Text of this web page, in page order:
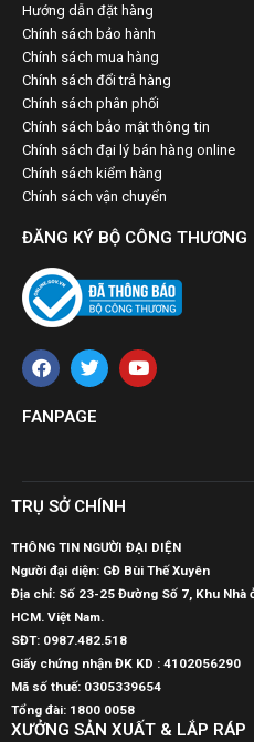
Hướng dẫn đặt hàng
Chính sách bảo hành
Chính sách mua hàng
Chính sách đổi trả hàng
Chính sách phân phối
Chính sách bảo mật thông tin
Chính sách đại lý bán hàng online
Chính sách kiểm hàng
Chính sách vận chuyển
ĐĂNG KÝ BỘ CÔNG THƯƠNG
FANPAGE
TRỤ SỞ CHÍNH
THÔNG TIN NGƯỜI ĐẠI DIỆN
Người đại diện: GĐ Bùi Thế Xuyên
Địa chỉ: Số 23-25 Đường Số 7, Khu Nhà
HCM. Việt Nam.
SĐT: 0987.482.518
Giấy chứng nhận ĐK KD : 4102056290
Mã số thuế: 0305339654
Tổng đài: 1800 0058
XƯỞNG SẢN XUẤT & LẮP RÁP